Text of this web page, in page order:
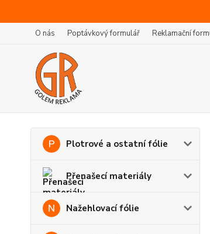
O nás Poptávkový formulář Reklamační
Plotrové a ostatní fólie
Přenašecí materiály
Nažehlovací fólie